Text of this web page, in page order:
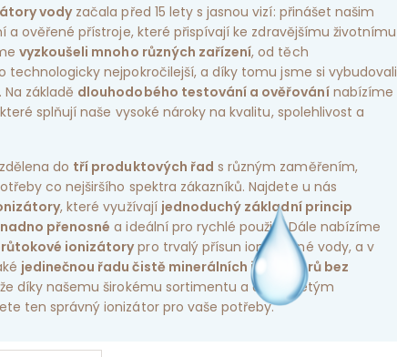
vodyzačala před 15 lety s jasnou vizí: přinášet našim
a ověřené přístroje, které přispívají ke zdravějšímu životnímu
vyzkoušeli mnoho různých zařízení, od těch
technologicky nejpokročilejší, a díky tomu jsme si vybudovali
základě dlouhodobého testování a ověřovánínabízíme
splňují naše vysoké nároky na kvalitu, spolehlivost a
do tří produktových řad s různým zaměřením,
co nejširšího spektra zákazníků. Najdete u nás
, které využívají jednoduchý základní princip
přenosné a ideální pro rychlé použití. Dále nabízíme
ionizátorypro trvalý přísun ionizované vody, a v
jedinečnou řadu čistě minerálních ionizátorů bez
díky našemu širokému sortimentu a dlouholetým
ten správný ionizátor pro vaše potřeby.